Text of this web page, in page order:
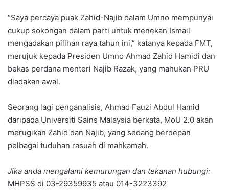
“Saya percaya puak Zahid-Najib dalam Umno mempunyai
cukup sokongan dalam parti untuk menekan Ismail
mengadakan pilihan raya tahun ini,” katanya kepada FMT,
merujuk kepada Presiden Umno Ahmad Zahid Hamidi dan
bekas perdana menteri Najib Razak, yang mahukan PRU
diadakan awal.
Seorang lagi penganalisis, Ahmad Fauzi Abdul Hamid
daripada Universiti Sains Malaysia berkata, MoU 2.0 akan
merugikan Zahid dan Najib, yang sedang berdepan
pelbagai tuduhan rasuah di mahkamah.
Jika anda mengalami kemurungan dan tekanan hubungi:
MHPSS di 03-29359935 atau 014-3223392